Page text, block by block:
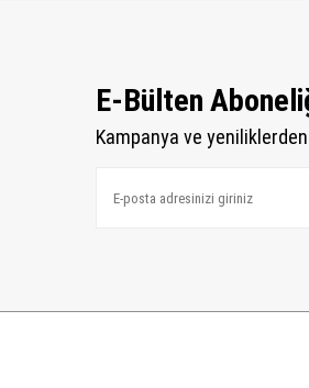
E-Bülten
Kampanya ve